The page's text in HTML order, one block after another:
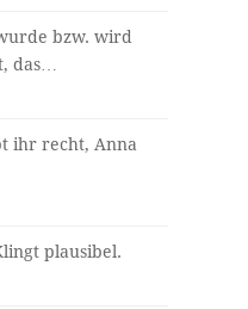
bzw. wird
das…
ihr recht, Anna
plausibel.